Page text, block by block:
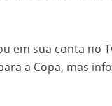
em sua conta no
a Copa, mas